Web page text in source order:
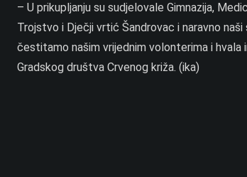
– U prikupljanju su sudjelovale Gimnazija,
Trojstvo i Dječji vrtić Šandrovac i naravno
čestitamo našim vrijednim volonterima i hvala
Gradskog društva Crvenog križa. (ika)